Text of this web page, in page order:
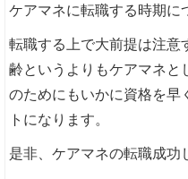
ケアマネに転職する時期に
転職する上で大前提は注意
齢というよりもケアマネと
のためにもいかに資格を早
トになります。
是非、ケアマネの転職成功